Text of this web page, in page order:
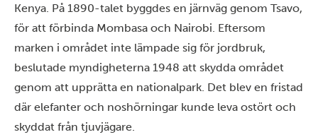
Kenya. På 1890-talet byggdes en järnväg genom Tsavo,
för att förbinda Mombasa och Nairobi. Eftersom
marken i området inte lämpade sig för jordbruk,
beslutade myndigheterna 1948 att skydda området
genom att upprätta en nationalpark. Det blev en fristad
där elefanter och noshörningar kunde leva ostört och
skyddat från tjuvjägare.